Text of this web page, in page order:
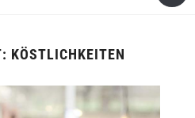
KÖSTLICHKEITEN